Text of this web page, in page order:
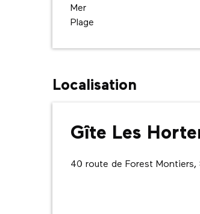
Mer
Plage
Localisation
Gîte Les
40 route de Forest